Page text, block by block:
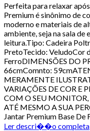
Perfeita para relaxar
Premium é sinônimo de
moderno e materiais de
ambiente, seja na sala de
leitura.Tipo: Cadeira
PretoTecido: VeludoCor
FerroDIMENSÕES DO
66cmComnto:
MERAMENTE
VARIAÇÕES DE COR E
COM O SEU
ATÉ MESMO A SUA
Jantar Premium Base
Ler descri��o completa